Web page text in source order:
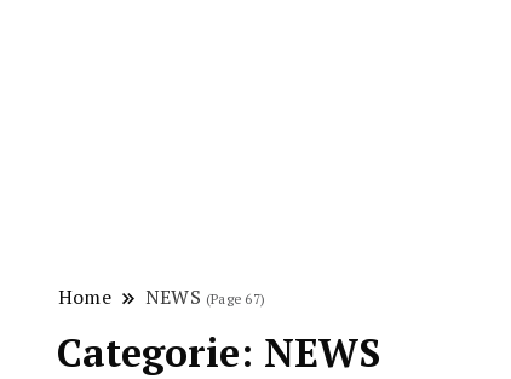
Home NEWS (Page 67)
Categorie: NEWS